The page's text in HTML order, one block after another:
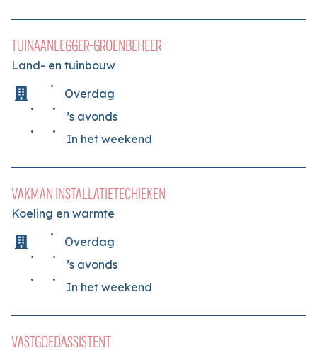
TUINAANLEGGER-GROENBEHEER
Land- en tuinbouw
Overdag
’s avonds
In het weekend
VAKMAN INSTALLATIETECHIEKEN
Koeling en warmte
Overdag
’s avonds
In het weekend
VASTGOEDASSISTENT